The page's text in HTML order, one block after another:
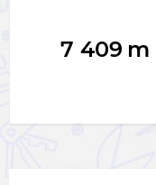
7 409 m